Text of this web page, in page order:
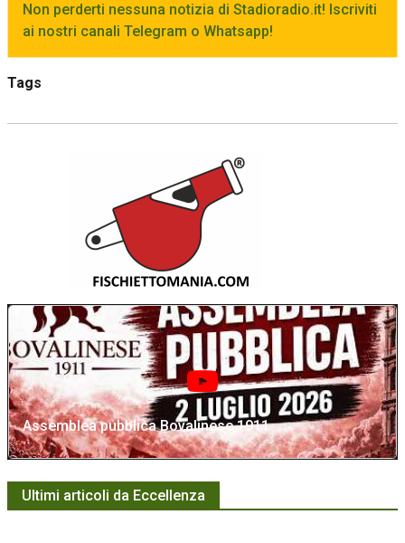
Non perderti nessuna notizia di Stadioradio.it! Iscriviti
ai nostri canali Telegram o Whatsapp!
Tags
Assemblea pubblica Bovalinese 1911
Ultimi articoli da Eccellenza